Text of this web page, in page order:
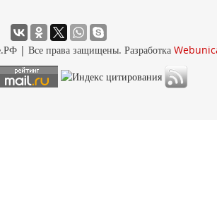
| Все права защищены. Разработка